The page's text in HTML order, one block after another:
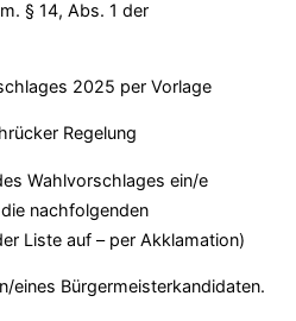
14, Abs. 1 der
2025 per Vorlage
Regelung
Wahlvorschlages ein/e
nachfolgenden
Liste auf – per Akklamation)
eines Bürgermeisterkandidaten.